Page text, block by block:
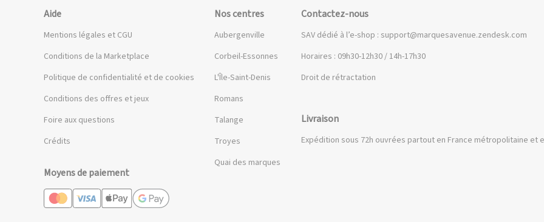
Aide
Mentions légales et CGU
Conditions de la Marketplace
Politique de confidentialité et de cookies
Conditions des offres et jeux
Foire aux questions
Crédits
Moyens de paiement
Nos centres
Aubergenville
Corbeil-Essonnes
L'Île-Saint-Denis
Romans
Talange
Troyes
Quai des marques
Contactez-nous
SAV dédié à l’e-shop : support@marquesavenue.zendesk.com
Horaires : 09h30-12h30 / 14h-17h30
Droit de rétractation
Livraison
Expédition sous 72h ouvrées partout en France métropolitaine et